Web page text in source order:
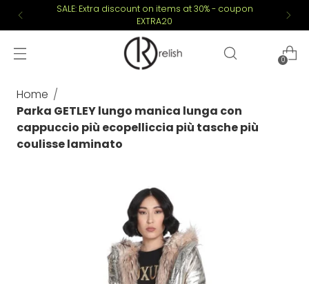
SALE: Extra discount on items at 30% - coupon
EXTRA20
0
Home
Parka GETLEY lungo manica lunga con
cappuccio più ecopelliccia più tasche più
coulisse laminato